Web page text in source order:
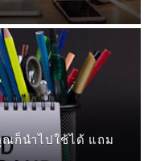
ก็นำไปใช้ได้ แถม